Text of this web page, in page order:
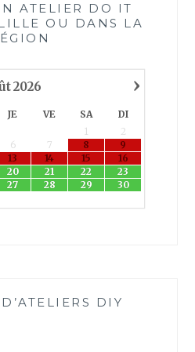
ATELIER DO IT
OU DANS LA
›
2026
JE VE SA
DI
1
2
6 7 8
9
13 14 15
16
20 21 22
23
27 28 29
30
DIY